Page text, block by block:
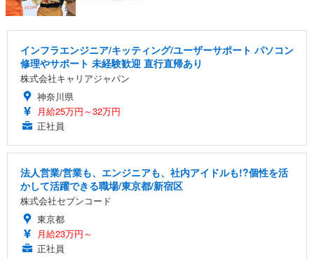
インフラエンジニア/キッティング/ユーザーサポート パソコン
修理やサポート 未経験歓迎 直行直帰あり
株式会社キャリアジャパン
神奈川県
月給25万円～32万円
正社員
法人営業/営業も、エンジニアも、社内アイドルも!?個性を活
かして活躍できる職場/東京都/新宿区
株式会社セブンコード
東京都
月給23万円～
正社員